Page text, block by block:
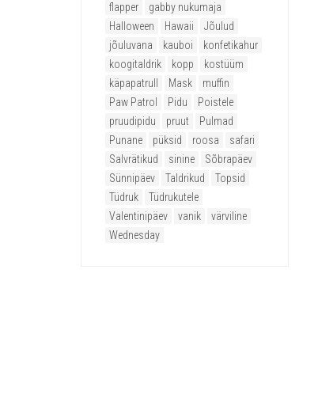
flapper
gabby nukumaja
Halloween
Hawaii
Jõulud
jõuluvana
kauboi
konfetikahur
koogitaldrik
kopp
kostüüm
käpapatrull
Mask
muffin
Paw Patrol
Pidu
Poistele
pruudipidu
pruut
Pulmad
Punane
püksid roosa
safari
Salvrätikud
sinine
Sõbrapäev
Sünnipäev
Taldrikud
Topsid
Tüdruk
Tüdrukutele
Valentinipäev
vanik
värviline
Wednesday